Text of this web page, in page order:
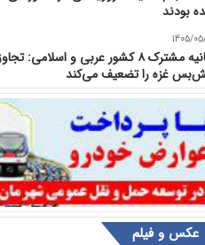
بودند
1405/
بیانیه مشترک ۸ کشور عربی و اسلامی:
غزه را تضعیف می‌کند
عکس و فیلم